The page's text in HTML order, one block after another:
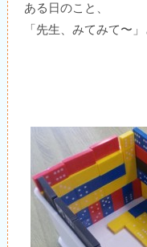
ある日のこと、
「先生、みてみて〜